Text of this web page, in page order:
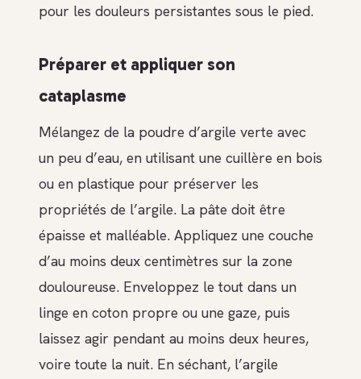
pour les douleurs persistantes sous le pied.
Préparer et appliquer son
cataplasme
Mélangez de la poudre d’argile verte avec
un peu d’eau, en utilisant une cuillère en bois
ou en plastique pour préserver les
propriétés de l’argile. La pâte doit être
épaisse et malléable. Appliquez une couche
d’au moins deux centimètres sur la zone
douloureuse. Enveloppez le tout dans un
linge en coton propre ou une gaze, puis
laissez agir pendant au moins deux heures,
voire toute la nuit. En séchant, l’argile